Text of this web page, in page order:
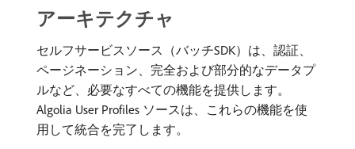
アーキテクチャ
セルフサービスソース（バッチSDK）は、認証、
ページネーション、完全および部分的なデータプ
ルなど、必要なすべての機能を提供します。
Algolia User Profiles ソースは、これらの機能を使
用して統合を完了します。